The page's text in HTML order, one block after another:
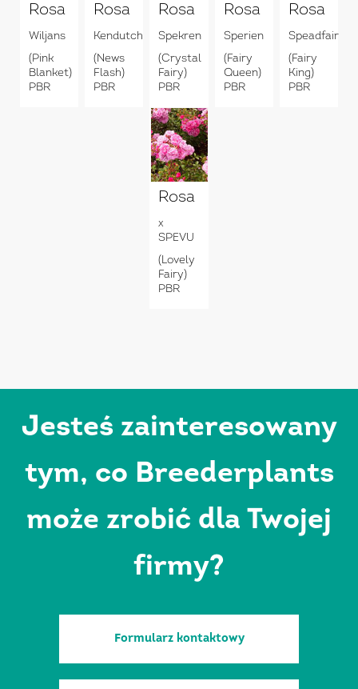
Rosa
Wiljans
(Pink
Blanket)
PBR
Rosa
Kendutch
(News
Flash)
PBR
Rosa
Spekren
(Crystal
Fairy)
PBR
Rosa
Sperien
(Fairy
Queen)
PBR
Rosa
Speadfair
(Fairy
King)
PBR
Rosa
x
SPEVU
(Lovely
Fairy)
PBR
Jesteś zainteresowany
tym, co Breederplants
może zrobić dla Twojej
firmy?
Formularz kontaktowy